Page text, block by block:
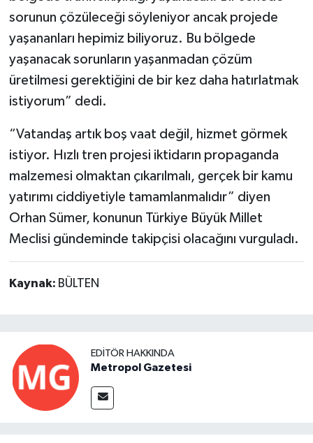
sorunun çözüleceği söyleniyor ancak projede
yaşananları hepimiz biliyoruz. Bu bölgede
yaşanacak sorunların yaşanmadan çözüm
üretilmesi gerektiğini de bir kez daha hatırlatmak
istiyorum” dedi.
“Vatandaş artık boş vaat değil, hizmet görmek
istiyor. Hızlı tren projesi iktidarın propaganda
malzemesi olmaktan çıkarılmalı, gerçek bir kamu
yatırımı ciddiyetiyle tamamlanmalıdır” diyen
Orhan Sümer, konunun Türkiye Büyük Millet
Meclisi gündeminde takipçisi olacağını vurguladı.
Kaynak: BÜLTEN
EDITÖR HAKKINDA
Metropol Gazetesi